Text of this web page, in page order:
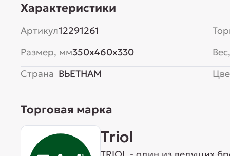
Характеристики
Артикул12291261
Размер, мм350x460x330
Страна ВЬЕТНАМ
Торговая марка
Triol